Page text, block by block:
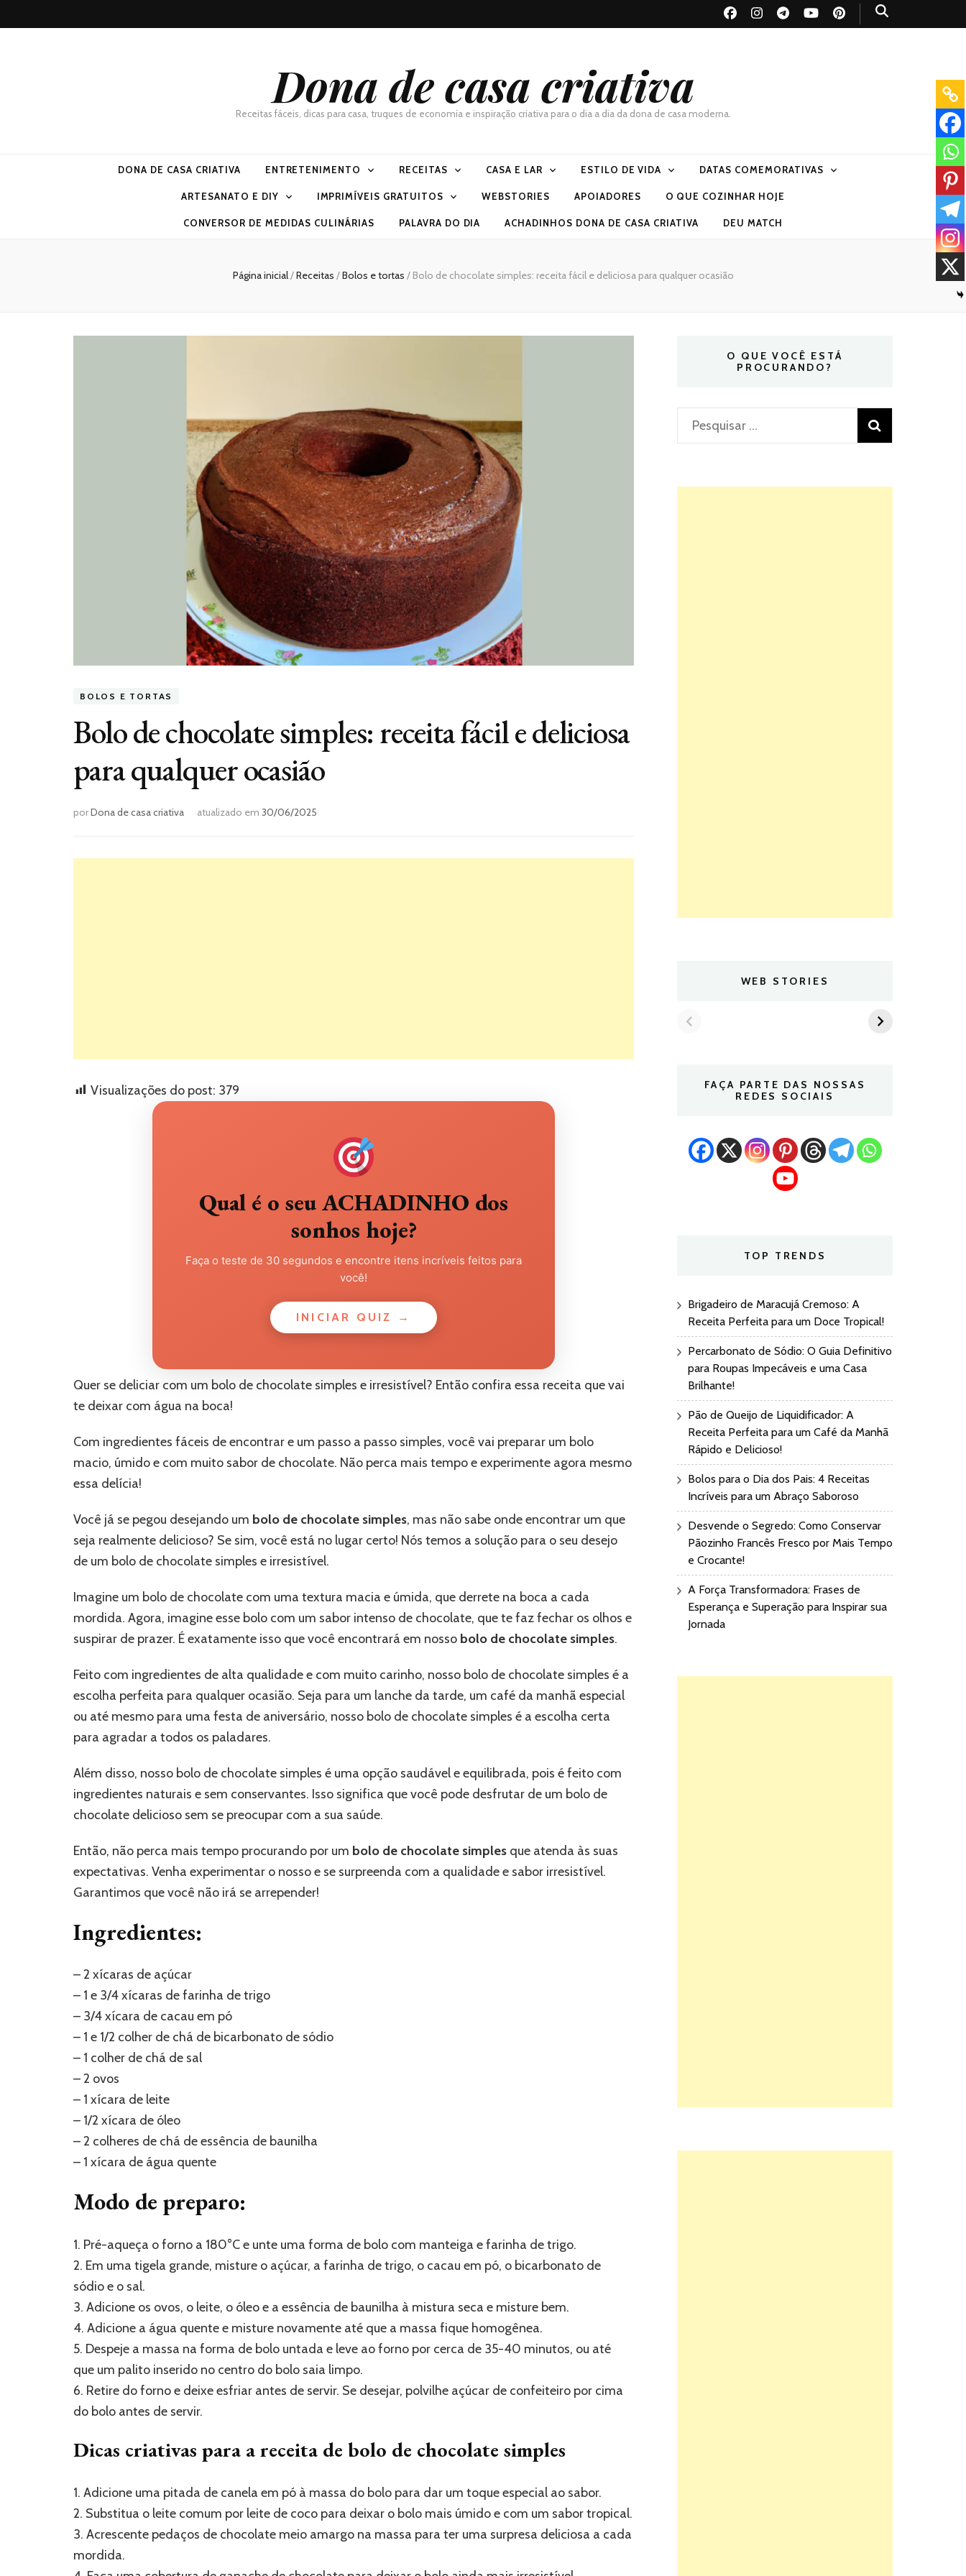
Dona de casa criativa
Receitas fáceis, dicas para casa, truques de economia e inspiração criativa para o dia a dia da dona de casa moderna.
DONA DE CASA CRIATIVA ENTRETENIMENTO RECEITAS CASA E LAR ESTILO DE VIDA DATAS COMEMORATIVAS
ARTESANATO E DIY IMPRIMÍVEIS GRATUITOS WEBSTORIES APOIADORES O QUE COZINHAR HOJE
CONVERSOR DE MEDIDAS CULINÁRIAS PALAVRA DO DIA ACHADINHOS DONA DE CASA CRIATIVA DEU MATCH
Página inicial/Receitas /Bolos e tortas / Bolo de chocolate simples: receita fácil e deliciosa para qualquer ocasião
BOLOS E TORTAS
Bolo de chocolate simples: receita fácil e deliciosa
para qualquer ocasião
porDona de casa criativa atualizado em 30/06/2025
Visualizações do post: 379
Qual é o seu ACHADINHO dos
sonhos hoje?
Faça o teste de 30 segundos e encontre itens incríveis feitos para
você!
INICIAR QUIZ →
Quer se deliciar com um bolo de chocolate simples e irresistível? Então confira essa receita que vai
te deixar com água na boca!
Com ingredientes fáceis de encontrar e um passo a passo simples, você vai preparar um bolo
macio, úmido e com muito sabor de chocolate. Não perca mais tempo e experimente agora mesmo
essa delícia!
Você já se pegou desejando um bolo de chocolate simples, mas não sabe onde encontrar um que
seja realmente delicioso? Se sim, você está no lugar certo! Nós temos a solução para o seu desejo
de um bolo de chocolate simples e irresistível.
Imagine um bolo de chocolate com uma textura macia e úmida, que derrete na boca a cada
mordida. Agora, imagine esse bolo com um sabor intenso de chocolate, que te faz fechar os olhos e
suspirar de prazer. É exatamente isso que você encontrará em nosso bolo de chocolate simples.
Feito com ingredientes de alta qualidade e com muito carinho, nosso bolo de chocolate simples é a
escolha perfeita para qualquer ocasião. Seja para um lanche da tarde, um café da manhã especial
ou até mesmo para uma festa de aniversário, nosso bolo de chocolate simples é a escolha certa
para agradar a todos os paladares.
Além disso, nosso bolo de chocolate simples é uma opção saudável e equilibrada, pois é feito com
ingredientes naturais e sem conservantes. Isso significa que você pode desfrutar de um bolo de
chocolate delicioso sem se preocupar com a sua saúde.
Então, não perca mais tempo procurando por um bolo de chocolate simples que atenda às suas
expectativas. Venha experimentar o nosso e se surpreenda com a qualidade e sabor irresistível.
Garantimos que você não irá se arrepender!
Ingredientes:
– 2 xícaras de açúcar
– 1 e 3/4 xícaras de farinha de trigo
– 3/4 xícara de cacau em pó
– 1 e 1/2 colher de chá de bicarbonato de sódio
– 1 colher de chá de sal
– 2 ovos
– 1 xícara de leite
– 1/2 xícara de óleo
– 2 colheres de chá de essência de baunilha
– 1 xícara de água quente
Modo de preparo:
1. Pré-aqueça o forno a 180°C e unte uma forma de bolo com manteiga e farinha de trigo.
2. Em uma tigela grande, misture o açúcar, a farinha de trigo, o cacau em pó, o bicarbonato de
sódio e o sal.
3. Adicione os ovos, o leite, o óleo e a essência de baunilha à mistura seca e misture bem.
4. Adicione a água quente e misture novamente até que a massa fique homogênea.
5. Despeje a massa na forma de bolo untada e leve ao forno por cerca de 35-40 minutos, ou até
que um palito inserido no centro do bolo saia limpo.
6. Retire do forno e deixe esfriar antes de servir. Se desejar, polvilhe açúcar de confeiteiro por cima
do bolo antes de servir.
Dicas criativas para a receita de bolo de chocolate simples
1. Adicione uma pitada de canela em pó à massa do bolo para dar um toque especial ao sabor.
2. Substitua o leite comum por leite de coco para deixar o bolo mais úmido e com um sabor tropical.
3. Acrescente pedaços de chocolate meio amargo na massa para ter uma surpresa deliciosa a cada
mordida.
O QUE VOCÊ ESTÁ
PROCURANDO?
Pesquisar
por:
WEB STORIES
FAÇA PARTE DAS NOSSAS
REDES SOCIAIS
TOP TRENDS
Brigadeiro de Maracujá Cremoso: A
Receita Perfeita para um Doce Tropical!
Percarbonato de Sódio: O Guia Definitivo
para Roupas Impecáveis e uma Casa
Brilhante!
Pão de Queijo de Liquidificador: A
Receita Perfeita para um Café da Manhã
Rápido e Delicioso!
Bolos para o Dia dos Pais: 4 Receitas
Incríveis para um Abraço Saboroso
Desvende o Segredo: Como Conservar
Pãozinho Francês Fresco por Mais Tempo
e Crocante!
A Força Transformadora: Frases de
Esperança e Superação para Inspirar sua
Jornada